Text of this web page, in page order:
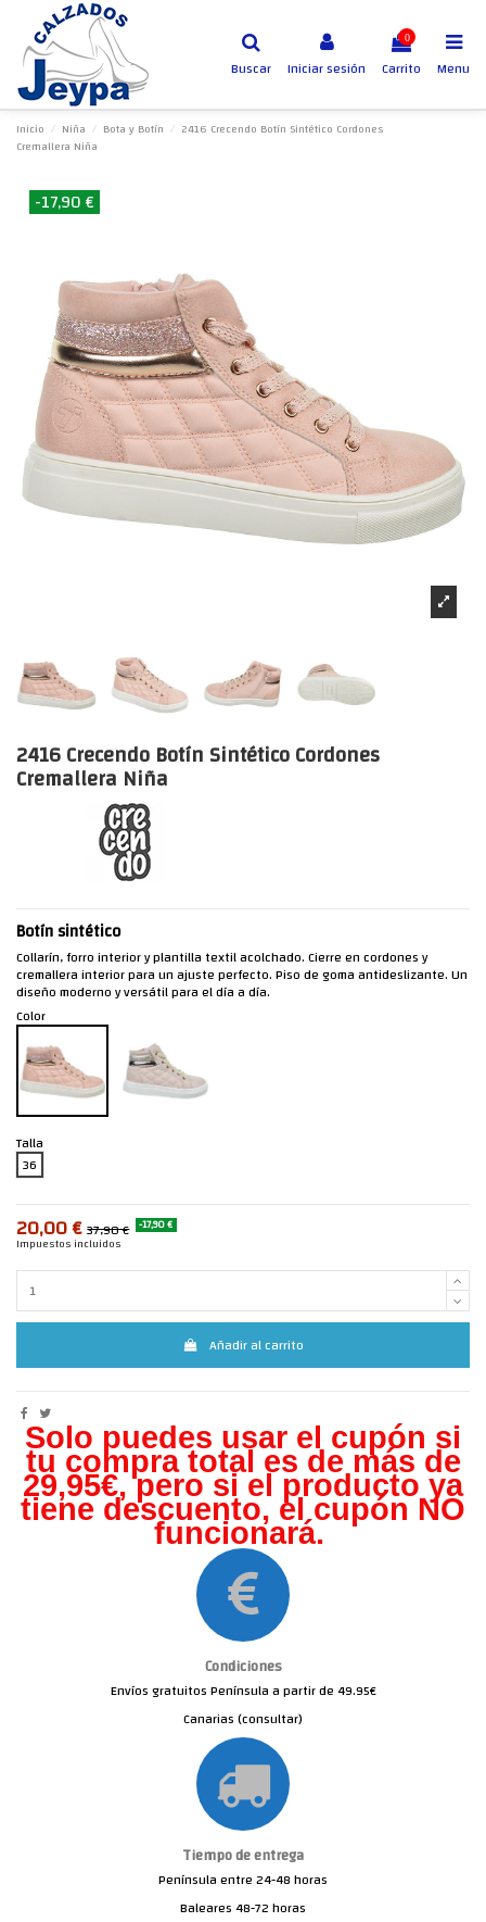
Buscar Iniciar sesión
0
Carrito Menu
Inicio Niña Bota y Botín
2416 Crecendo Botín Sintético Cordones
Cremallera Niña
-17,90 €
2416 Crecendo Botín Sintético Cordones
Cremallera Niña
Botín sintético
Collarín, forro interior y plantilla textil acolchado. Cierre en cordones y
cremallera interior para un ajuste perfecto. Piso de goma antideslizante. Un
diseño moderno y versátil para el día a día.
Color
Talla
36
20,00 € 37,90 € -17,90 €
Impuestos incluidos
Añadir al carrito
Solo puedes usar el cupón si
tu compra total es de más de
29,95€, pero si el producto ya
tiene descuento, el cupón NO
funcionará.
Condiciones
Envíos gratuitos Península a partir de 49.95€
Canarias (consultar)
Tiempo de entrega
Península entre 24-48 horas
Baleares 48-72 horas